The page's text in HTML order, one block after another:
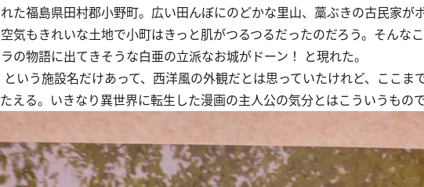
た福島県田村郡小野町。広い田んぼにのどかな里山、藁ぶきの古民家が
気もきれいな土地で小町はきっと肌がつるつるだったのだろう。そんな
の物語に出てきそうな白亜の立派なお城がドーン！ と現れた。
という施設名だけあって、西洋風の外観だとは思っていたけれど、ここま
える。いきなり異世界に転生した漫画の主人公の気分とはこういうもので